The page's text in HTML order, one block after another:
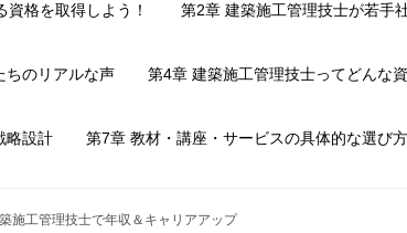
格を取得しよう！ 第2章 建築施工管理技士が若手
ちのリアルな声 第4章 建築施工管理技士ってどんな
略設計 第7章 教材・講座・サービスの具体的な選び方
施工管理技士で年収＆キャリアアップ